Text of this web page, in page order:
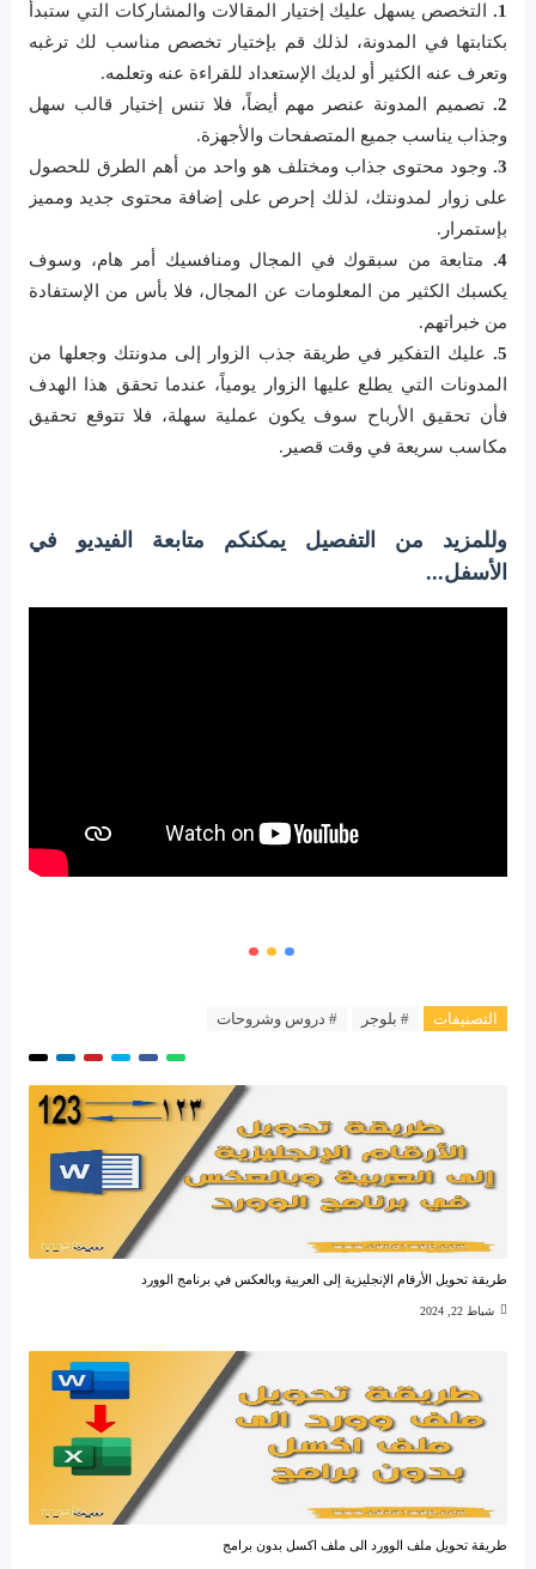
1. التخصص يسهل عليك إختيار المقالات والمشاركات التي ستبدأ
بكتابتها في المدونة، لذلك قم بإختيار تخصص مناسب لك ترغبه
وتعرف عنه الكثير أو لديك الإستعداد للقراءة عنه وتعلمه.
2. تصميم المدونة عنصر مهم أيضاً، فلا تنس إختيار قالب سهل
وجذاب يناسب جميع المتصفحات والأجهزة.
3. وجود محتوى جذاب ومختلف هو واحد من أهم الطرق للحصول
على زوار لمدونتك، لذلك إحرص على إضافة محتوى جديد ومميز
بإستمرار.
4. متابعة من سبقوك في المجال ومنافسيك أمر هام، وسوف
يكسبك الكثير من المعلومات عن المجال، فلا بأس من الإستفادة
من خبراتهم.
5. عليك التفكير في طريقة جذب الزوار إلى مدونتك وجعلها من
المدونات التي يطلع عليها الزوار يومياً، عندما تحقق هذا الهدف
فأن تحقيق الأرباح سوف يكون عملية سهلة، فلا تتوقع تحقيق
مكاسب سريعة في وقت قصير.
وللمزيد من التفصيل يمكنكم متابعة الفيديو في
الأسفل...
التصنيفات # بلوجر # دروس وشروحات
طريقة تحويل الأرقام الإنجليزية إلى العربية وبالعكس في برنامج الوورد
شباط 22, 2024
طريقة تحويل ملف الوورد الى ملف اكسل بدون برامج